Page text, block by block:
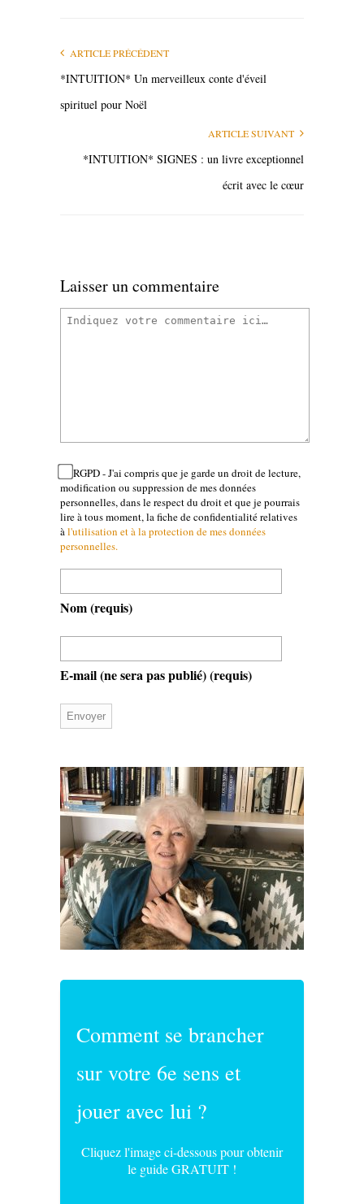
ARTICLE PRÉCÉDENT
*INTUITION* Un merveilleux conte d'éveil
spirituel pour Noël
ARTICLE SUIVANT
*INTUITION* SIGNES : un livre exceptionnel
écrit avec le cœur
Laisser un commentaire
RGPD - J'ai compris que je garde un droit de lecture,
modification ou suppression de mes données
personnelles, dans le respect du droit et que je pourrais
lire à tous moment, la fiche de confidentialité relatives
àl'utilisation et à la protection de mes données
personnelles.
Nom(requis)
E-mail (ne sera pas publié)(requis)
Comment se brancher
sur votre 6e sens et
jouer avec lui ?
Cliquez l'image ci-dessous pour obtenir
le guide GRATUIT !